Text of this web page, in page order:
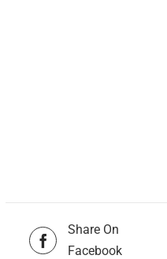
Share On
Facebook